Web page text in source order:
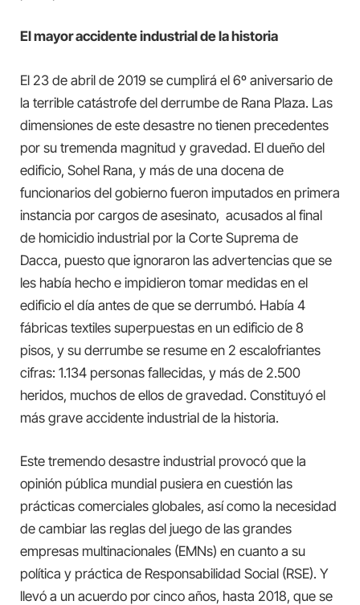
El mayor accidente industrial de la historia
El 23 de abril de 2019 se cumplirá el 6º aniversario de
la terrible catástrofe del derrumbe de Rana Plaza. Las
dimensiones de este desastre no tienen precedentes
por su tremenda magnitud y gravedad. El dueño del
edificio, Sohel Rana, y más de una docena de
funcionarios del gobierno fueron imputados en primera
instancia por cargos de asesinato, acusados al final
de homicidio industrial por la Corte Suprema de
Dacca, puesto que ignoraron las advertencias que se
les había hecho e impidieron tomar medidas en el
edificio el día antes de que se derrumbó. Había 4
fábricas textiles superpuestas en un edificio de 8
pisos, y su derrumbe se resume en 2 escalofriantes
cifras: 1.134 personas fallecidas, y más de 2.500
heridos, muchos de ellos de gravedad. Constituyó el
más grave accidente industrial de la historia.
Este tremendo desastre industrial provocó que la
opinión pública mundial pusiera en cuestión las
prácticas comerciales globales, así como la necesidad
de cambiar las reglas del juego de las grandes
empresas multinacionales (EMNs) en cuanto a su
política y práctica de Responsabilidad Social (RSE). Y
llevó a un acuerdo por cinco años, hasta 2018, que se